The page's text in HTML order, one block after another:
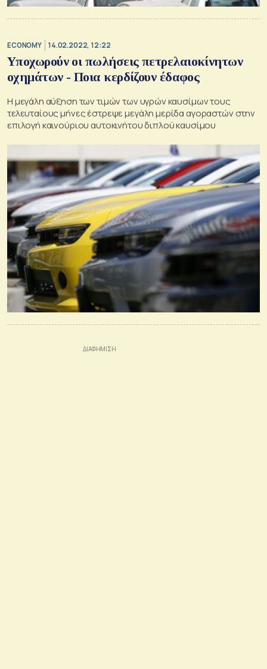
ECONOMY 14.02.2022, 12:22
Υποχωρούν οι πωλήσεις πετρελαιοκίνητων
οχημάτων - Ποια κερδίζουν έδαφος
Η μεγάλη αύξηση των τιμών των υγρών καυσίμων τους
τελευταίους μήνες έστρεψε μεγάλη μερίδα αγοραστών στην
επιλογή καινούριου αυτοκινήτου διπλού καυσίμου